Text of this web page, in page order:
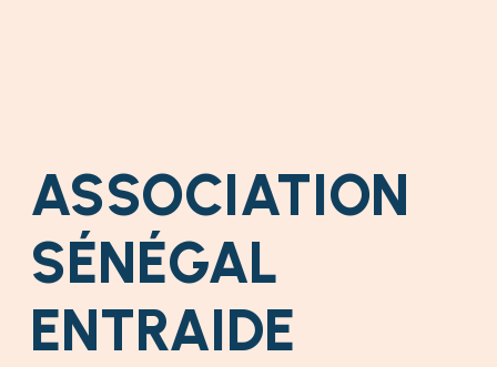
ASSOCIATION
SÉNÉGAL
ENTRAIDE